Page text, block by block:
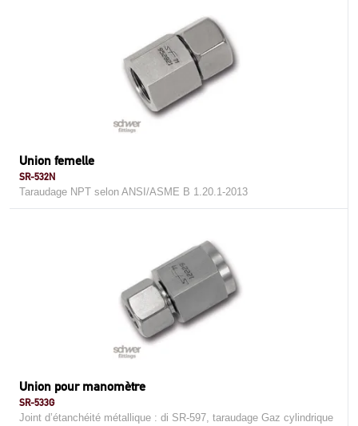
Union femelle
SR-532N
Taraudage NPT selon ANSI/ASME B 1.20.1-2013
Union pour manomètre
SR-533G
Joint d’étanchéité métallique : di SR-597, taraudage Gaz cylindrique